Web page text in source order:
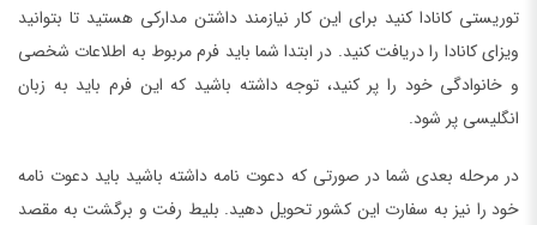
توریستی کانادا کنید برای این کار نیازمند داشتن مدارکی هستید تا بتوانید
ویزای کانادا را دریافت کنید. در ابتدا شما باید فرم مربوط به اطلاعات شخصی
و خانوادگی خود را پر کنید، توجه داشته باشید که این فرم باید به زبان
انگلیسی پر شود.
در مرحله بعدی شما در صورتی که دعوت نامه داشته باشید باید دعوت نامه
خود را نیز به سفارت این کشور تحویل دهید. بلیط رفت و برگشت به مقصد